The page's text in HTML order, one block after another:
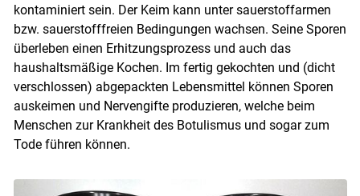
kontaminiert sein. Der Keim kann unter sauerstoffarmen
bzw. sauerstofffreien Bedingungen wachsen. Seine Sporen
überleben einen Erhitzungsprozess und auch das
haushaltsmäßige Kochen. Im fertig gekochten und (dicht
verschlossen) abgepackten Lebensmittel können Sporen
auskeimen und Nervengifte produzieren, welche beim
Menschen zur Krankheit des Botulismus und sogar zum
Tode führen können.